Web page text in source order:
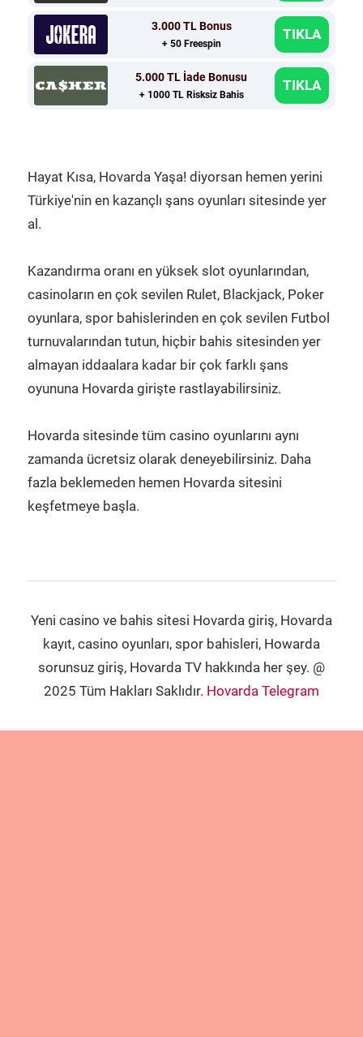
3.000 TL Bonus
+ 50 Freespin
TIKLA
5.000 TL İade Bonusu
+ 1000 TL Risksiz Bahis
TIKLA
Hayat Kısa, Hovarda Yaşa! diyorsan hemen yerini
Türkiye'nin en kazançlı şans oyunları sitesinde yer
al.
Kazandırma oranı en yüksek slot oyunlarından,
casinoların en çok sevilen Rulet, Blackjack, Poker
oyunlara, spor bahislerinden en çok sevilen Futbol
turnuvalarından tutun, hiçbir bahis sitesinden yer
almayan iddaalara kadar bir çok farklı şans
oyununa Hovarda girişte rastlayabilirsiniz.
Hovarda sitesinde tüm casino oyunlarını aynı
zamanda ücretsiz olarak deneyebilirsiniz. Daha
fazla beklemeden hemen Hovarda sitesini
keşfetmeye başla.
Yeni casino ve bahis sitesi Hovarda giriş, Hovarda
kayıt, casino oyunları, spor bahisleri, Howarda
sorunsuz giriş, Hovarda TV hakkında her şey. @
2025 Tüm Hakları Saklıdır. Hovarda Telegram